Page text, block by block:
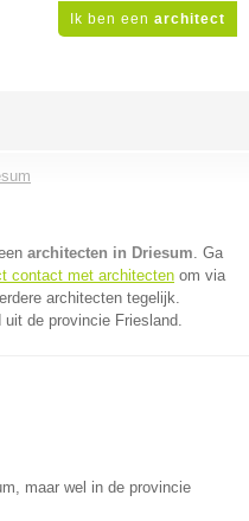
Ik ben een architect
architecten in Driesum. Ga
contact met architecten om via
architecten tegelijk.
uit de provincie Friesland.
maar wel in de provincie